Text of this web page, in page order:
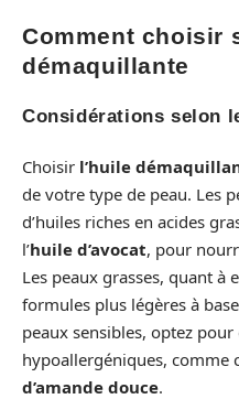
Comment choisir
démaquillante
Considérations selon
Choisir l’huile
de votre type de peau. Les
d’huiles riches en acides
l’huile d’avocat, pour
Les peaux grasses, quant à
formules plus légères à base
peaux sensibles, optez
hypoallergéniques, comme
d’amande douce.